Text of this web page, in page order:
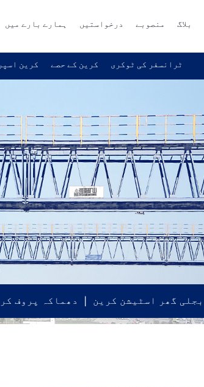
ہمارے بارے میں درخواستیں منصوبے بلاگ
کرین کرین کے حصے ٹرانسفر کی ٹوکری
دھماکہ پروف گھر اسٹیشن کرین